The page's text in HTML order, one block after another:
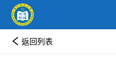
返回列表